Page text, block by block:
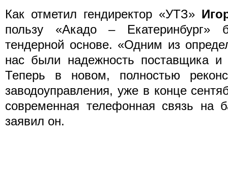
Как отметил гендиректор «УТЗ»
пользу «Акадо – Екатеринбург»
тендерной основе. «Одним из
нас были надежность поставщика
Теперь в новом, полностью
заводоуправления, уже в конце
современная телефонная связь на
заявил он.